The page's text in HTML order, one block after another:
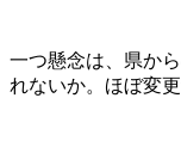
一つ懸念は、県か
れないか。ほぼ変